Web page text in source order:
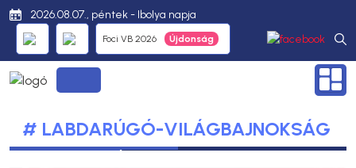
2026.08.07., péntek - Ibolya napja
Foci VB 2026
# LABDARÚGÓ-VILÁGBAJNOKSÁG